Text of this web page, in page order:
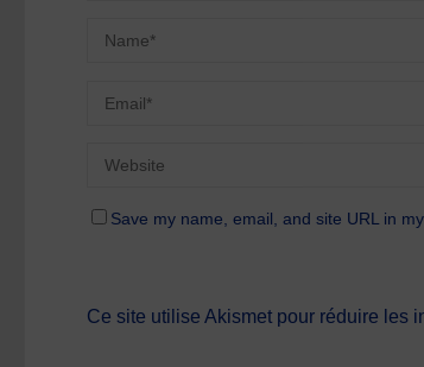
Save my name, email, and site URL in
Ce site utilise Akismet pour réduire les